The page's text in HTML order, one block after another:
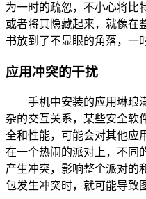
为一时的疏忽，不小心将比
或者将其隐藏起来，就像在
书放到了不显眼的角落，一
应用冲突的干扰
手机中安装的应用琳琅
杂的交互关系，某些安全软
全和性能，可能会对其他应
在一个热闹的派对上，不同
产生冲突，影响整个派对的
包发生冲突时，就可能导致